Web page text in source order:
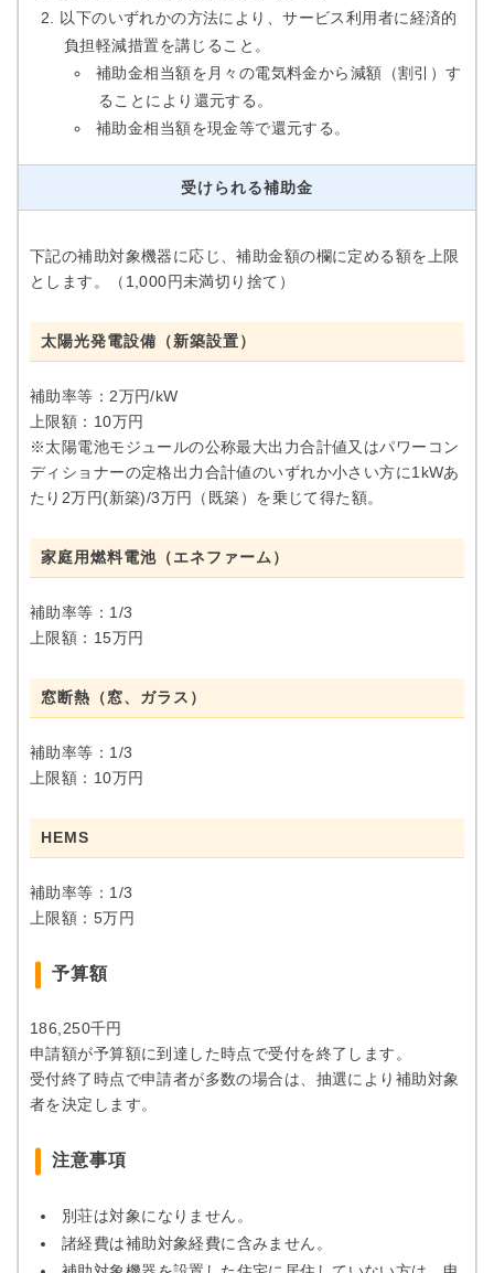
以下のいずれかの方法により、サービス利用者に経済的
負担軽減措置を講じること。
補助金相当額を月々の電気料金から減額（割引）す
ることにより還元する。
補助金相当額を現金等で還元する。
受けられる補助金
下記の補助対象機器に応じ、補助金額の欄に定める額を上限
とします。（1,000円未満切り捨て）
太陽光発電設備（新築設置）
補助率等：2万円/kW
上限額：10万円
※太陽電池モジュールの公称最大出力合計値又はパワーコン
ディショナーの定格出力合計値のいずれか小さい方に1kWあ
たり2万円(新築)/3万円（既築）を乗じて得た額。
家庭用燃料電池（エネファーム）
補助率等：1/3
上限額：15万円
窓断熱（窓、ガラス）
補助率等：1/3
上限額：10万円
HEMS
補助率等：1/3
上限額：5万円
予算額
186,250千円
申請額が予算額に到達した時点で受付を終了します。
受付終了時点で申請者が多数の場合は、抽選により補助対象
者を決定します。
注意事項
別荘は対象になりません。
諸経費は補助対象経費に含みません。